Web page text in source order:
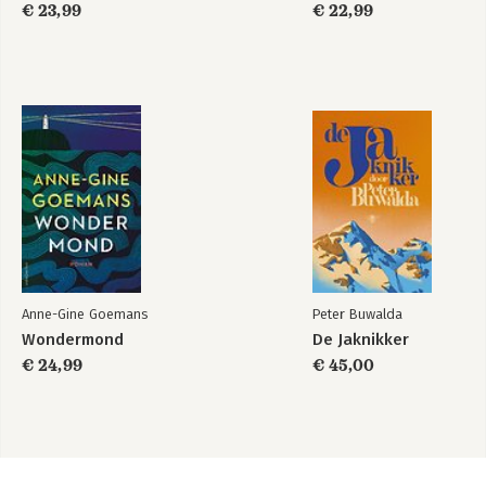
€ 23,99
€ 22,99
Anne-Gine Goemans
Wondermond
€ 24,99
Peter Buwalda
De Jaknikker
€ 45,00